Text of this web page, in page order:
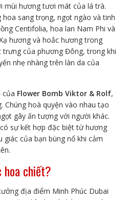
mùi hương tươi mát của lá trà.
sang trọng, ngọt ngào và tinh
Centifolia, hoa lan Nam Phi và
hương và hoắc hương trong
của phương Đông, trong khi
nhẹ nhàng trên làn da của
của Flower Bomb Viktor & Rolf,
Chúng hoà quyện vào nhau tạo
gây ấn tượng với người khác.
sự kết hợp đặc biệt từ hương
của bạn bùng nổ khi cảm
hoa chiết?
địa điểm Minh Phúc Dubai